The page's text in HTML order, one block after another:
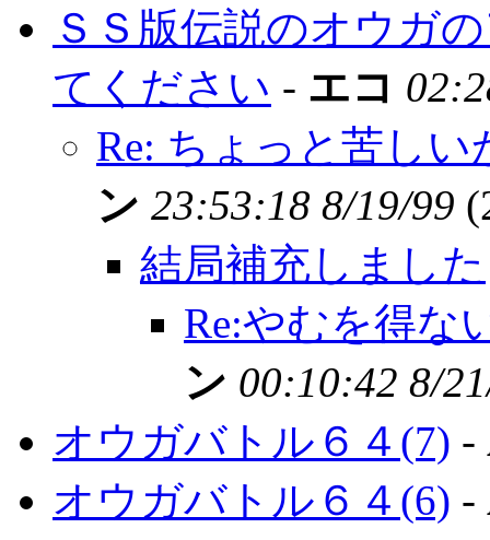
ＳＳ版伝説のオウガ
てください - エコ
Re: ちょっと苦しい
ン 23:53:18 8/19/99 (
結局補充しました
Re:やむを得な
ン 00:10:42 8/
オウガバトル６４(7) -
オウガバトル６４(6) -